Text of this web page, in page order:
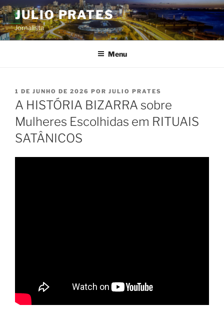
Pular
para
o
conteúdo
JULIO PRATES
Jornalista
Menu
PUBLICADO
EM
1 DE JUNHO DE 2026 POR JULIO PRATES
A HISTÓRIA BIZARRA sobre
Mulheres Escolhidas em RITUAIS
SATÂNICOS